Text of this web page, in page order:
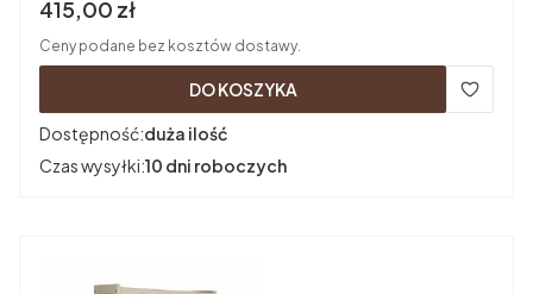
Cena brutto
415,00 zł
Ceny podane bez kosztów dostawy.
DO KOSZYKA
Dostępność:duża ilość
Czas wysyłki:10 dni roboczych